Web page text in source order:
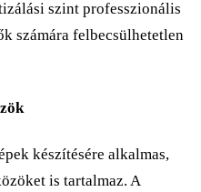
szint professzionális
számára felbecsülhetetlen
készítésére alkalmas,
is tartalmaz. A